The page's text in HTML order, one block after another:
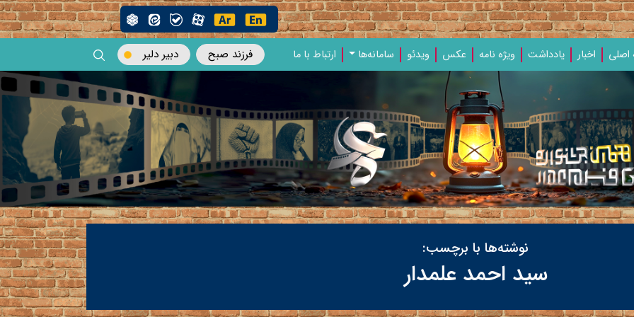
فرزند صبح دبیر دلیر اخبار یادداشت‌ ویژه‌ نامه‌ عکس ویدئو سامانه‌ها ارتباط با ما
نوشته‌ها با برچسب:
سید احمد علمدار